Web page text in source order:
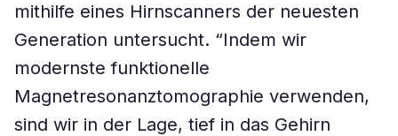
mithilfe eines Hirnscanners der neuesten
Generation untersucht. “Indem wir
modernste funktionelle
Magnetresonanztomographie verwenden,
sind wir in der Lage, tief in das Gehirn